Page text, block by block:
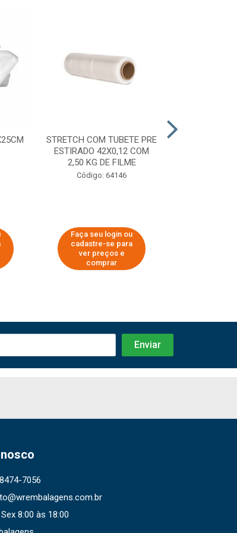
STRETCH COM TUBETE PRE
ESTIRADO 42X0,12 COM
2,50 KG DE FILME
Código: 64146
Faça seu login ou
cadastre-se para
ver preços e
comprar
7056
8:00 às 18:00